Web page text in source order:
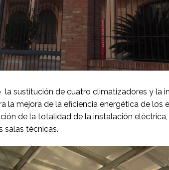
sustitución de cuatro climatizadores y la
la mejora de la eficiencia energética de los
de la totalidad de la instalación
salas técnicas.